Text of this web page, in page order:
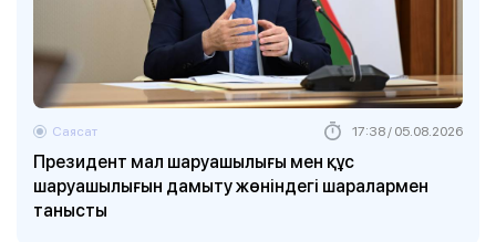
Президент мал шаруашылығы мен құс
шаруашылығын дамыту жөніндегі шаралармен
танысты
Саясат 17:38 / 05.08.2026